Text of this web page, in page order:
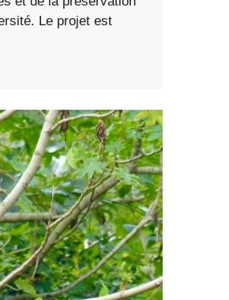
Le projet est